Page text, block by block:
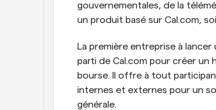
gouvernementales, de la
un produit basé sur Cal.com,
La première entreprise à
parti de Cal.com pour créer un
bourse. Il offre à tout
internes et externes pour un
générale.